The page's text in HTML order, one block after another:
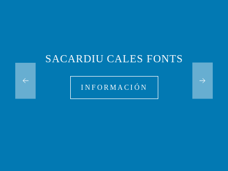
SACARDIU CALES FONTS
INFORMACIÓN